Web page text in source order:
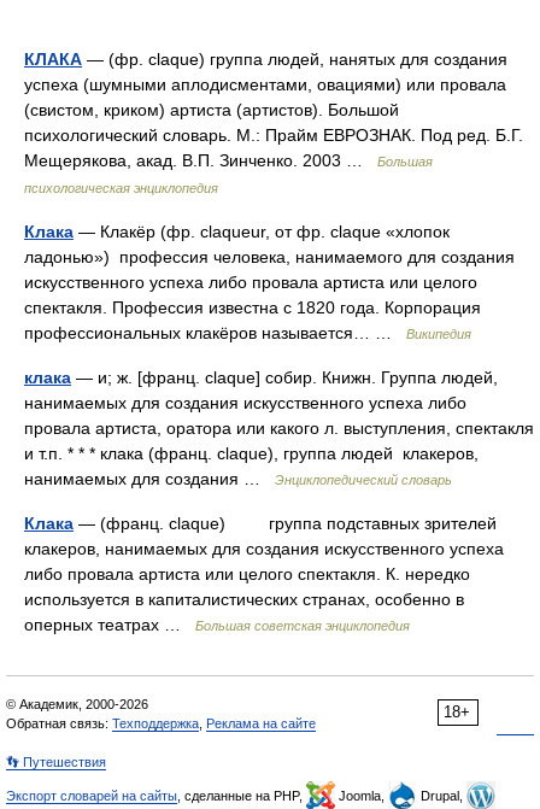
КЛАКА — (фр. claque) группа людей, нанятых для создания
успеха (шумными аплодисментами, овациями) или провала
(свистом, криком) артиста (артистов). Большой
психологический словарь. М.: Прайм ЕВРОЗНАК. Под ред. Б.Г.
Мещерякова, акад. В.П. Зинченко. 2003 …
Большая
психологическая энциклопедия
Клака — Клакёр (фр. claqueur, от фр. claque «хлопок
ладонью») профессия человека, нанимаемого для создания
искусственного успеха либо провала артиста или целого
спектакля. Профессия известна с 1820 года. Корпорация
профессиональных клакёров называется… …
Википедия
клака — и; ж. [франц. claque] собир. Книжн. Группа людей,
нанимаемых для создания искусственного успеха либо
провала артиста, оратора или какого л. выступления, спектакля
и т.п. * * * клака (франц. claque), группа людей клакеров,
нанимаемых для создания …
Энциклопедический словарь
Клака — (франц. claque) группа подставных зрителей
клакеров, нанимаемых для создания искусственного успеха
либо провала артиста или целого спектакля. К. нередко
используется в капиталистических странах, особенно в
оперных театрах …
Большая советская энциклопедия
18+
© Академик, 2000-2026
Обратная связь: Техподдержка Реклама на сайте
👣 Путешествия
Экспорт словарей на сайты , сделанные на PHP, Joomla,
Drupal,